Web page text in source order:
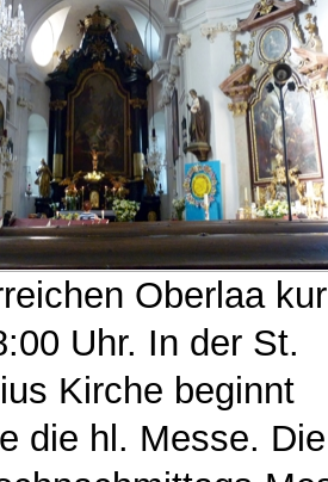
Oberlaa
Uhr. In der St.
Kirche beginnt
die hl. Messe. Die